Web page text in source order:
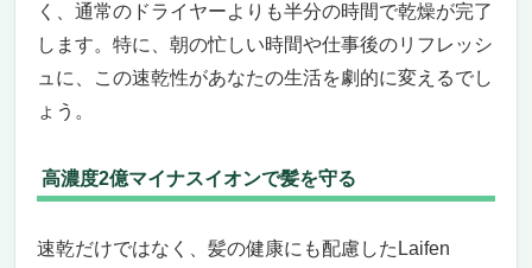
く、通常のドライヤーよりも半分の時間で乾燥が完了
します。特に、朝の忙しい時間や仕事後のリフレッシ
ュに、この速乾性があなたの生活を劇的に変えるでし
ょう。
高濃度2億マイナスイオンで髪を守る
速乾だけではなく、髪の健康にも配慮したLaifen